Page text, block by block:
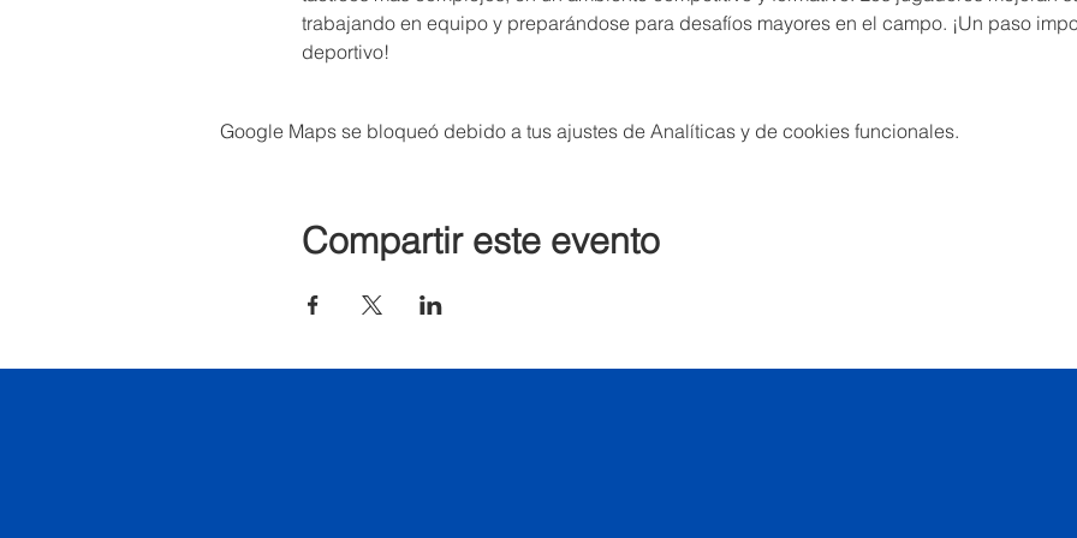
trabajando en equipo y preparándose para desafíos mayores en el campo. ¡Un paso
deportivo!
Google Maps se bloqueó debido a tus ajustes de Analíticas y de cookies funcionales.
Compartir este evento